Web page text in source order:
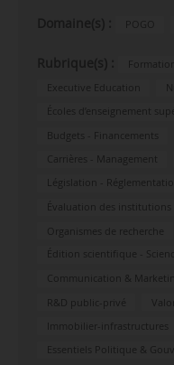
POGO
Formations
Executive Education
Écoles d’enseignement
Budgets - Financements
Carrières - Management
Législation -
Évaluation des institutions
Organismes de recherche
Édition scientifique -
Communication &
R&D public-privé
Immobilier-infrastructures
Essentiels Politique &